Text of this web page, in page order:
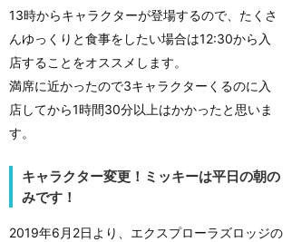
13時からキャラクターが登場するので、たくさ
んゆっくりと食事をしたい場合は12:30から入
店することをオススメします。
満席に近かったので3キャラクターくるのに入
店してから1時間30分以上はかかったと思いま
す。
キャラクター変更！ミッキーは平日の朝の
みです！
2019年6月2日より、エクスプローラズロッジの